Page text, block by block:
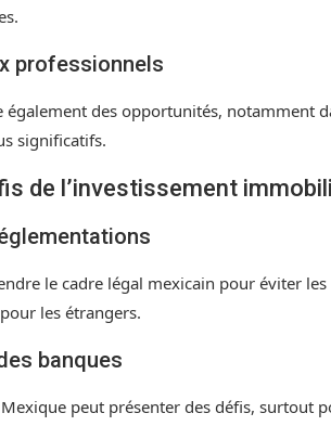
professionnels
également des opportunités, notamment
significatifs.
de l’investissement
le cadre légal mexicain pour éviter
les étrangers.
banques
peut présenter des défis, surtout